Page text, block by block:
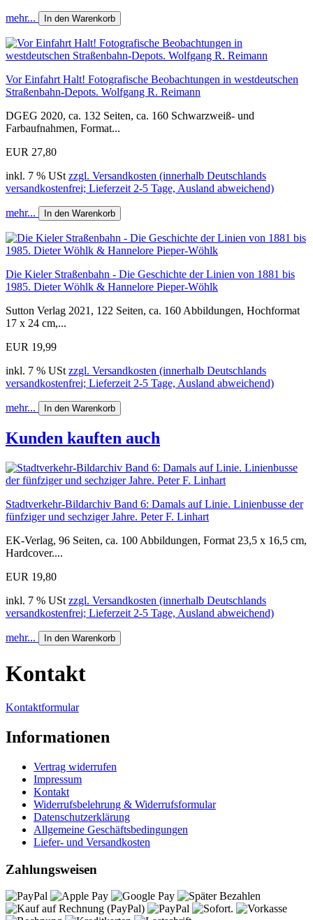
mehr... In den Warenkorb
Vor Einfahrt Halt! Fotografische Beobachtungen in westdeutschen
Straßenbahn-Depots. Wolfgang R. Reimann
DGEG 2020, ca. 132 Seiten, ca. 160 Schwarzweiß- und
Farbaufnahmen, Format...
EUR 27,80
inkl. 7 % USt zzgl. Versandkosten (innerhalb Deutschlands
versandkostenfrei; Lieferzeit 2-5 Tage, Ausland abweichend)
mehr... In den Warenkorb
Die Kieler Straßenbahn - Die Geschichte der Linien von 1881 bis
1985. Dieter Wöhlk & Hannelore Pieper-Wöhlk
Sutton Verlag 2021, 122 Seiten, ca. 160 Abbildungen, Hochformat
17 x 24 cm,...
EUR 19,99
inkl. 7 % USt zzgl. Versandkosten (innerhalb Deutschlands
versandkostenfrei; Lieferzeit 2-5 Tage, Ausland abweichend)
mehr... In den Warenkorb
Kunden kauften auch
Stadtverkehr-Bildarchiv Band 6: Damals auf Linie. Linienbusse der
fünfziger und sechziger Jahre. Peter F. Linhart
EK-Verlag, 96 Seiten, ca. 100 Abbildungen, Format 23,5 x 16,5 cm,
Hardcover....
EUR 19,80
inkl. 7 % USt zzgl. Versandkosten (innerhalb Deutschlands
versandkostenfrei; Lieferzeit 2-5 Tage, Ausland abweichend)
mehr... In den Warenkorb
Kontakt
Kontaktformular
Informationen
Vertrag widerrufen
Impressum
Kontakt
Widerrufsbelehrung & Widerrufsformular
Datenschutzerklärung
Allgemeine Geschäftsbedingungen
Liefer- und Versandkosten
Zahlungsweisen